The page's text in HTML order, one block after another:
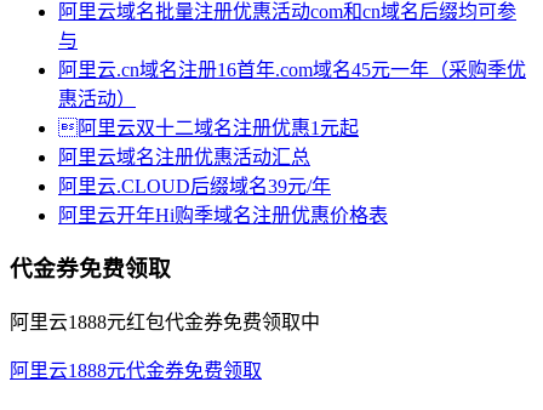
阿里云域名批量注册优惠活动com和cn域名后缀均可参
与
阿里云.cn域名注册16首年.com域名45元一年（采购季优
惠活动）
阿里云双十二域名注册优惠1元起
阿里云域名注册优惠活动汇总
阿里云.CLOUD后缀域名39元/年
阿里云开年Hi购季域名注册优惠价格表
代金券免费领取
阿里云1888元红包代金券免费领取中
阿里云1888元代金券免费领取